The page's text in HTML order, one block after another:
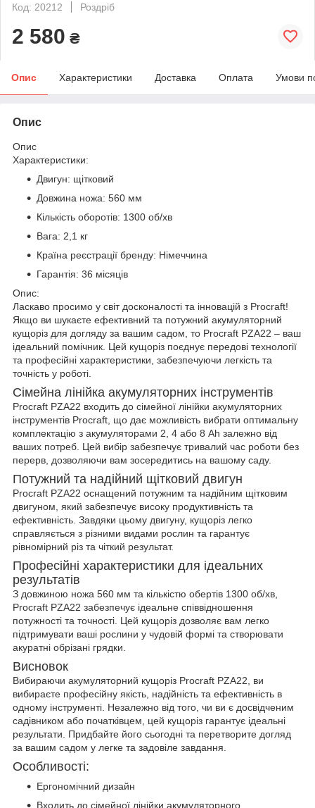
Код: 20212
Роздріб
2 580 ₴
Опис Характеристики Доставка Оплата Умови
Опис
Опис
Характеристики:
Двигун: щітковий
Довжина ножа: 560 мм
Кількість оборотів: 1300 об/хв
Вага: 2,1 кг
Країна реєстрації бренду: Німеччина
Гарантія: 36 місяців
Опис:
Ласкаво просимо у світ досконалості та інновацій з Procraft!
Якщо ви шукаєте ефективний та потужний акумуляторний
кущоріз для догляду за вашим садом, то Procraft PZA22 – ваш
ідеальний помічник. Цей кущоріз поєднує передові технології
та професійні характеристики, забезпечуючи легкість та
точність у роботі.
Сімейна лінійка акумуляторних інструментів
Procraft PZA22 входить до сімейної лінійки акумуляторних
інструментів Procraft, що дає можливість вибрати оптимальну
комплектацію з акумуляторами 2, 4 або 8 Аh залежно від
ваших потреб. Цей вибір забезпечує тривалий час роботи без
перерв, дозволяючи вам зосередитись на вашому саду.
Потужний та надійний щітковий двигун
Procraft PZA22 оснащений потужним та надійним щітковим
двигуном, який забезпечує високу продуктивність та
ефективність. Завдяки цьому двигуну, кущоріз легко
справляється з різними видами рослин та гарантує
рівномірний різ та чіткий результат.
Професійні характеристики для ідеальних
результатів
З довжиною ножа 560 мм та кількістю обертів 1300 об/хв,
Procraft PZA22 забезпечує ідеальне співвідношення
потужності та точності. Цей кущоріз дозволяє вам легко
підтримувати ваші рослини у чудовій формі та створювати
акуратні обрізані грядки.
Висновок
Вибираючи акумуляторний кущоріз Procraft PZA22, ви
вибираєте професійну якість, надійність та ефективність в
одному інструменті. Незалежно від того, чи ви є досвідченим
садівником або початківцем, цей кущоріз гарантує ідеальні
результати. Придбайте його сьогодні та перетворите догляд
за вашим садом у легке та задовіле завдання.
Особливості:
Ергономічний дизайн
Входить до сімейної лінійки акумуляторного